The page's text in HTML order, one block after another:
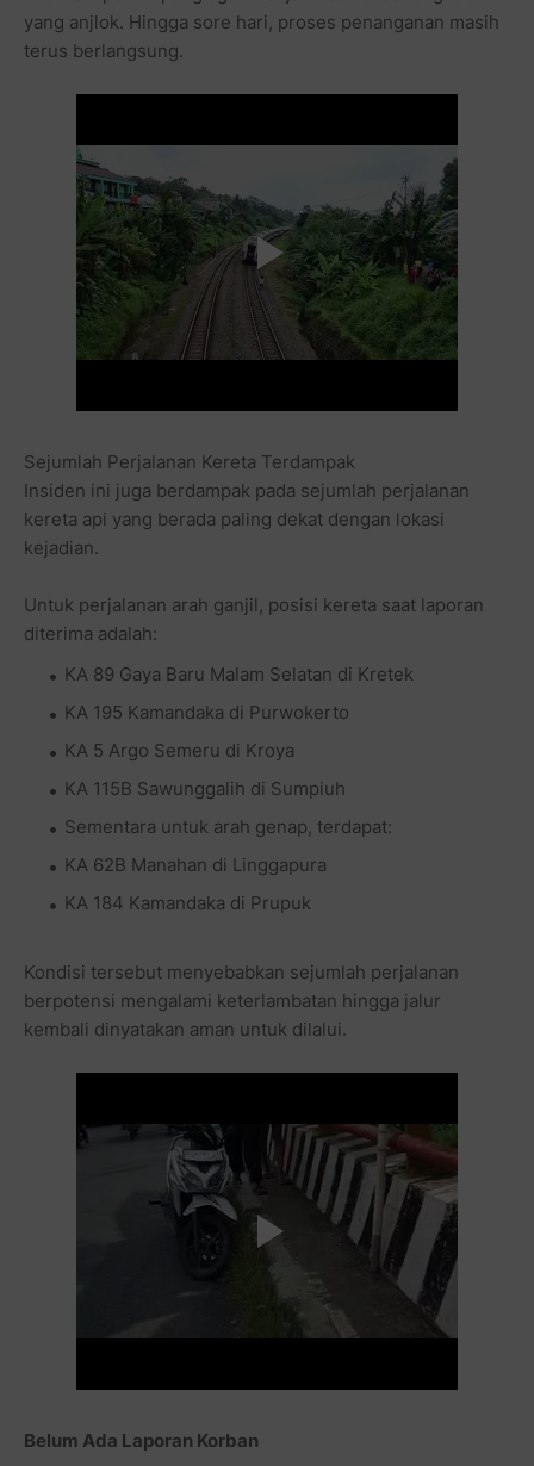
yang anjlok. Hingga sore hari, proses penanganan masih
terus berlangsung.
Sejumlah Perjalanan Kereta Terdampak
Insiden ini juga berdampak pada sejumlah perjalanan
kereta api yang berada paling dekat dengan lokasi
kejadian.
Untuk perjalanan arah ganjil, posisi kereta saat laporan
diterima adalah:
KA 89 Gaya Baru Malam Selatan di Kretek
KA 195 Kamandaka di Purwokerto
KA 5 Argo Semeru di Kroya
KA 115B Sawunggalih di Sumpiuh
Sementara untuk arah genap, terdapat:
KA 62B Manahan di Linggapura
KA 184 Kamandaka di Prupuk
Kondisi tersebut menyebabkan sejumlah perjalanan
berpotensi mengalami keterlambatan hingga jalur
kembali dinyatakan aman untuk dilalui.
Belum Ada Laporan Korban